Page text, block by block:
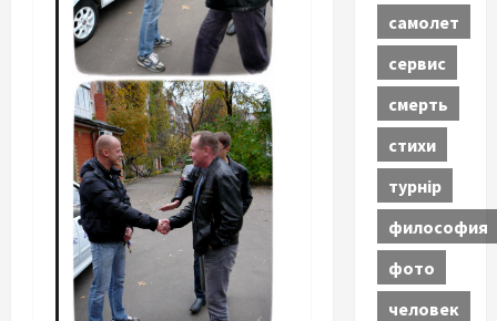
самолет
сервис
смерть
стихи
турнір
философия
фото
человек